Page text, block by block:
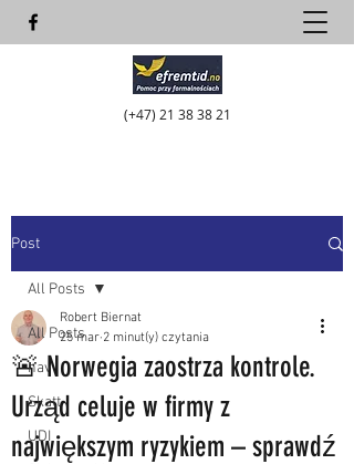
(+47) 21 38 38 21
Post
All Posts
nav
Skatt
UDI
All Posts
🚨 Norwegia zaostrza kontrole.
Urząd celuje w firmy z
największym ryzykiem – sprawdź
Robert Biernat
25 mar 2 minut(y) czytania